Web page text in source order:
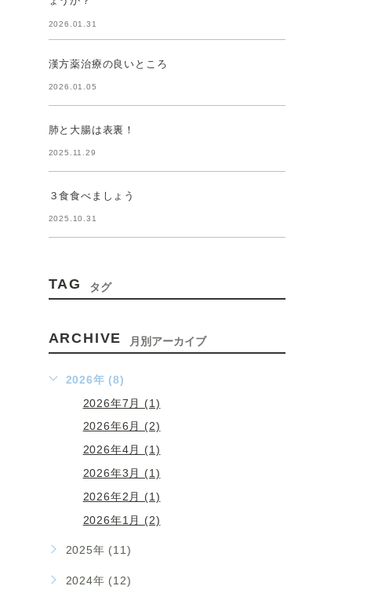
2026.01.31
漢方薬治療の良いところ
2026.01.05
肺と大腸は表裏！
2025.11.29
３食食べましょう
2025.10.31
TAG タグ
ARCHIVE 月別アーカイブ
2026年 (8)
2026年7月 (1)
2026年6月 (2)
2026年4月 (1)
2026年3月 (1)
2026年2月 (1)
2026年1月 (2)
2025年 (11)
2024年 (12)